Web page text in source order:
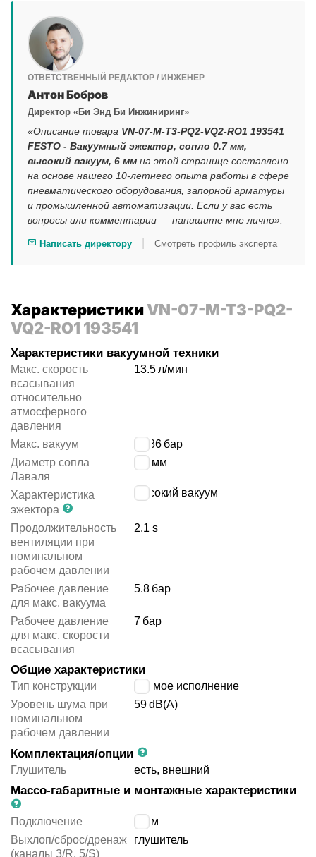
ОТВЕТСТВЕННЫЙ РЕДАКТОР / ИНЖЕНЕР
Антон Бобров
Директор «Би Энд Би Инжиниринг»
«Описание товара VN-07-M-T3-PQ2-VQ2-RO1 193541
FESTO - Вакуумный эжектор, сопло 0.7 мм,
высокий вакуум, 6 мм на этой странице составлено
на основе нашего 10-летнего опыта работы в сфере
пневматического оборудования, запорной арматуры
и промышленной автоматизации. Если у вас есть
вопросы или комментарии — напишите мне лично».
Написать директору Смотреть профиль эксперта
ХарактеристикиVN-07-M-T3-PQ2-
VQ2-RO1 193541
Характеристики вакуумной техники
Макс. скорость
всасывания
относительно
атмосферного
давления
13.5 л/мин
Макс. вакуум 0.86 бар
Диаметр сопла
Лаваля
мм
Характеристика
эжектора
высокий вакуум
Продолжительность
вентиляции при
номинальном
рабочем давлении
2,1 s
Рабочее давление
для макс. вакуума
5.8 бар
Рабочее давление
для макс. скорости
всасывания
7 бар
Общие характеристики
Тип конструкции
прямое исполнение
Уровень шума при
номинальном
рабочем давлении
59dB(A)
Комплектация/опции
Глушитель есть, внешний
Массо-габаритные и монтажные характеристики
Подключение
6 мм
Выхлоп/сброс/дренаж
(каналы 3/R, 5/S)
глушитель